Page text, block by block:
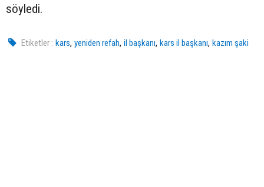
söyledi.
Etiketler : kars,yeniden refah,il başkanı,kars il başkanı,kazım şaki